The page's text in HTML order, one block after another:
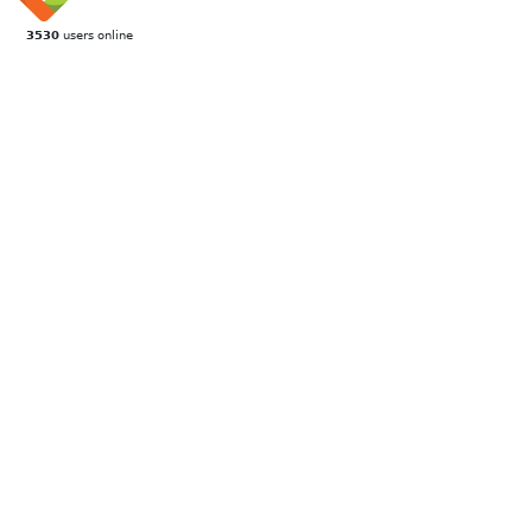
3530users online